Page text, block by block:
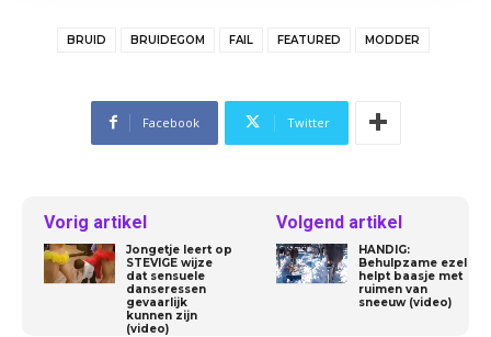
BRUID BRUIDEGOM FAIL FEATURED MODDER
Facebook Twitter
Vorig artikel
Jongetje leert op
STEVIGE wijze
dat sensuele
danseressen
gevaarlijk
kunnen zijn
(video)
Volgend artikel
HANDIG:
Behulpzame ezel
helpt baasje met
ruimen van
sneeuw (video)